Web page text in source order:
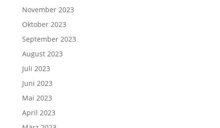
November 2023
Oktober 2023
September 2023
August 2023
Juli 2023
Juni 2023
Mai 2023
April 2023